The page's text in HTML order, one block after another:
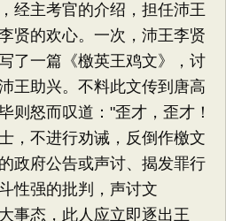
主考官的介绍，担任沛王
贤的欢心。一次，沛王李贤
了一篇《檄英王鸡文》，讨
王助兴。不料此文传到唐高
则怒而叹道："歪才，歪才！
，不进行劝诫，反倒作檄文
政府公告或声讨、揭发罪行
性强的批判，声讨文
事态，此人应立即逐出王